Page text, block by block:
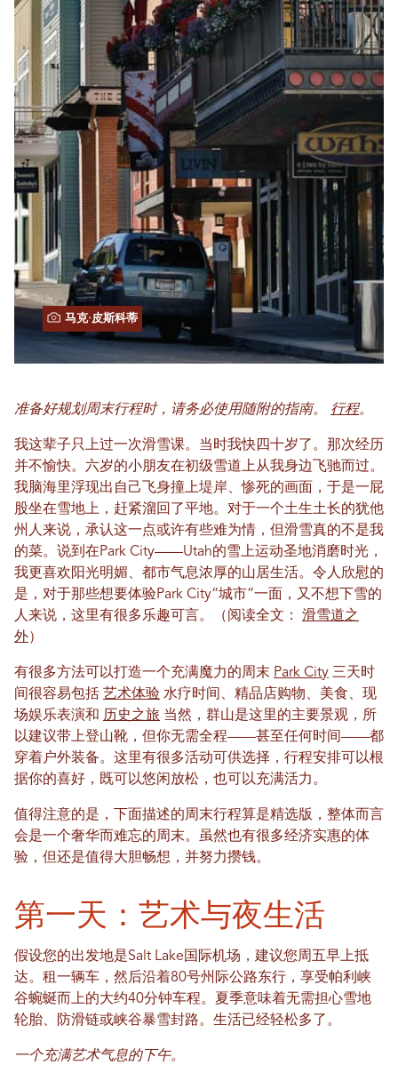
马克·皮斯科蒂
准备好规划周末行程时，请务必使用随附的指南。 行程。
我这辈子只上过一次滑雪课。当时我快四十岁了。那次经历
并不愉快。六岁的小朋友在初级雪道上从我身边飞驰而过。
我脑海里浮现出自己飞身撞上堤岸、惨死的画面，于是一屁
股坐在雪地上，赶紧溜回了平地。对于一个土生土长的犹他
州人来说，承认这一点或许有些难为情，但滑雪真的不是我
的菜。说到在Park City——Utah的雪上运动圣地消磨时光，
我更喜欢阳光明媚、都市气息浓厚的山居生活。令人欣慰的
是，对于那些想要体验Park City“城市”一面，又不想下雪的
人来说，这里有很多乐趣可言。（阅读全文： 滑雪道之
外）
有很多方法可以打造一个充满魔力的周末 Park City 三天时
间很容易包括 艺术体验 水疗时间、精品店购物、美食、现
场娱乐表演和 历史之旅 当然，群山是这里的主要景观，所
以建议带上登山靴，但你无需全程——甚至任何时间——都
穿着户外装备。这里有很多活动可供选择，行程安排可以根
据你的喜好，既可以悠闲放松，也可以充满活力。
值得注意的是，下面描述的周末行程算是精选版，整体而言
会是一个奢华而难忘的周末。虽然也有很多经济实惠的体
验，但还是值得大胆畅想，并努力攒钱。
第一天：艺术与夜生活
假设您的出发地是Salt Lake国际机场，建议您周五早上抵
达。租一辆车，然后沿着80号州际公路东行，享受帕利峡
谷蜿蜒而上的大约40分钟车程。夏季意味着无需担心雪地
轮胎、防滑链或峡谷暴雪封路。生活已经轻松多了。
一个充满艺术气息的下午。